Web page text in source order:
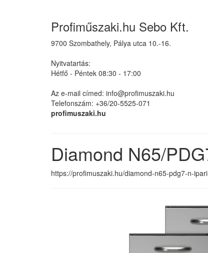
Profiműszaki.hu Sebo Kft.
9700 Szombathely, Pálya utca 10.-16.
Nyitvatartás:
Hétfő - Péntek 08:30 - 17:00
Az e-mail címed: info@profimuszaki.hu
Telefonszám: +36/20-5525-071
profimuszaki.hu
Diamond N65/
https://profimuszaki.hu/diamond-n65-pdg7-n-